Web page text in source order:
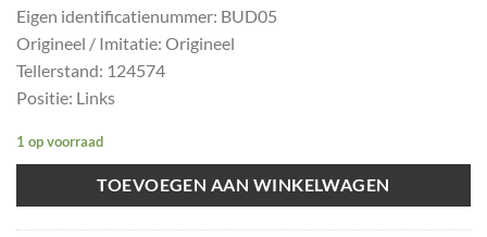
Eigen identificatienummer: BUD05
Origineel / Imitatie: Origineel
Tellerstand: 124574
Positie: Links
1 op voorraad
TOEVOEGEN AAN WINKELWAGEN